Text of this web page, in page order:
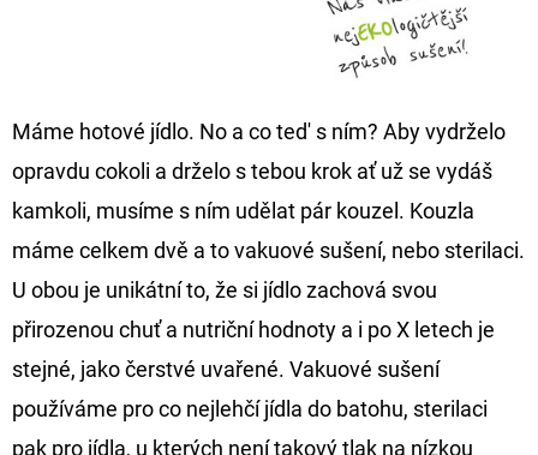
Máme hotové jídlo. No a co ted' s ním? Aby vydrželo
opravdu cokoli a drželo s tebou krok ať už se vydáš
kamkoli, musíme s ním udělat pár kouzel. Kouzla
máme celkem dvě a to vakuové sušení, nebo sterilaci.
U obou je unikátní to, že si jídlo zachová svou
přirozenou chuť a nutriční hodnoty a i po X letech je
stejné, jako čerstvé uvařené. Vakuové sušení
používáme pro co nejlehčí jídla do batohu, sterilaci
pak pro jídla, u kterých není takový tlak na nízkou